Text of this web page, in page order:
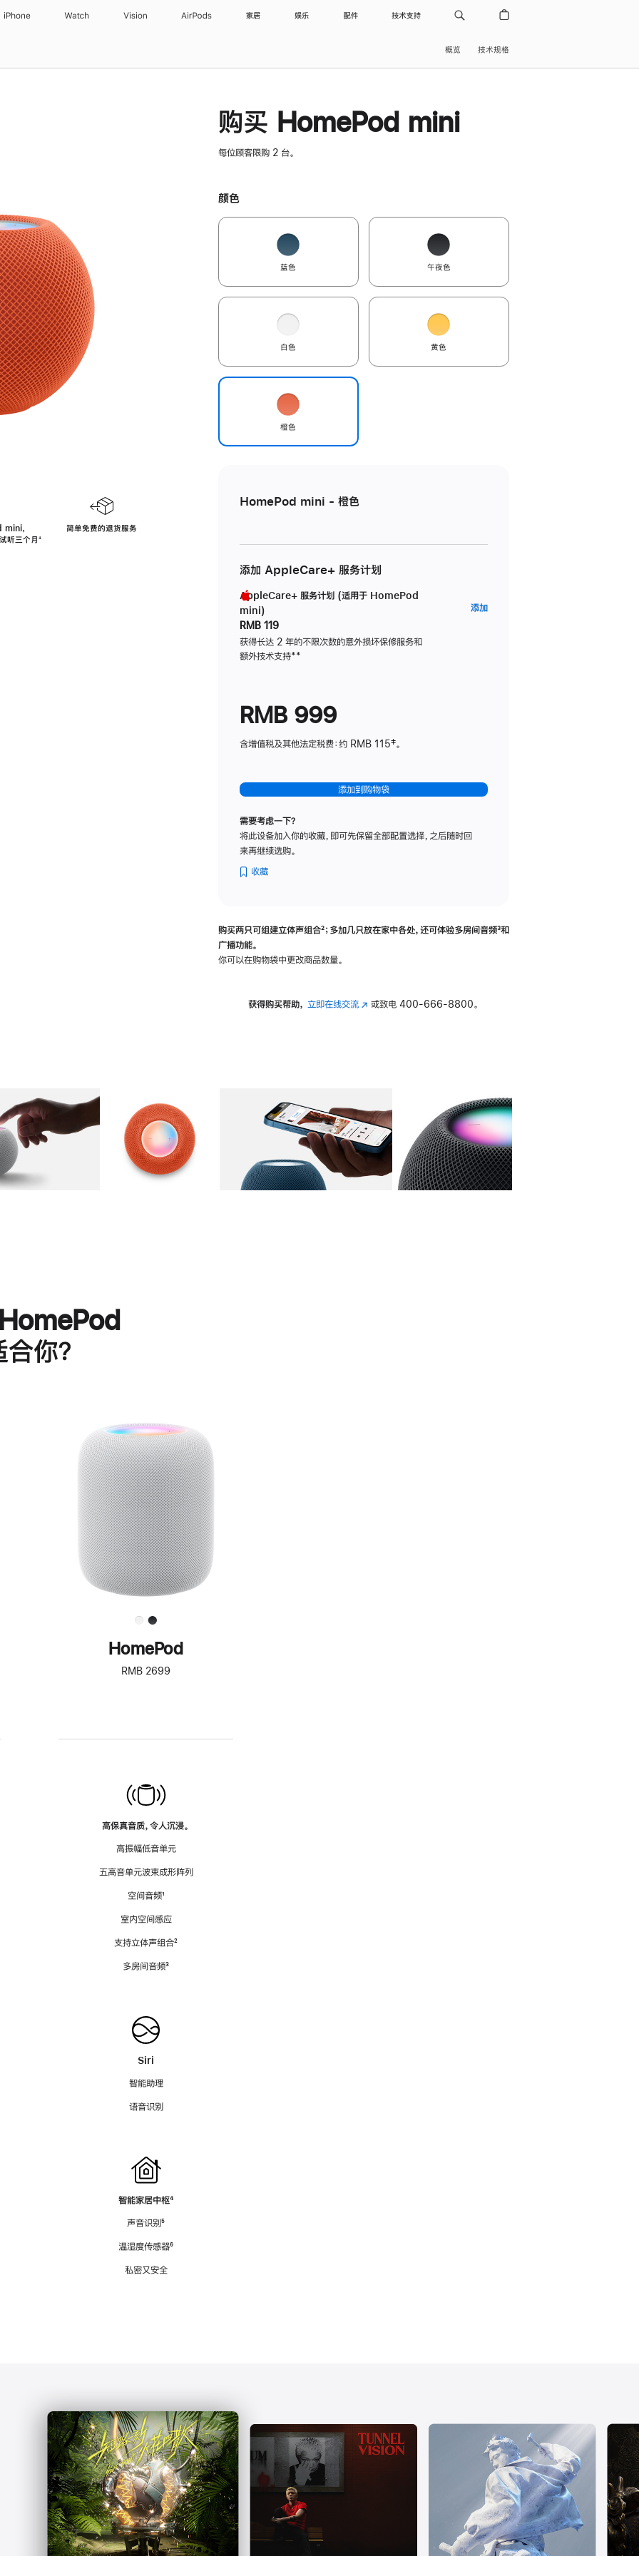
iPhone Watch Vision AirPods 家居 娱乐 配件 技术支持
概览 技术规格
，
听三个月脚
⁺
简单免费的退货服务
购买 HomePod mini
每位顾客限购 2 台。
颜色
蓝色 午夜色
白色 黄色
橙色
HomePod mini - 橙色
添加 AppleCare+ 服务计划
AppleCare+ 服务计划 (适用于 HomePod
mini)
RMB 119
获得长达 2 年的不限次数的意外损坏保修服务和
额外技术支持脚
**
添加AppleCare+
RMB 999
含增值税及其他法定税费：约 RMB 115‡。
添加到购物袋
需要考虑一下？
将此设备加入你的收藏，即可先保留全部配置选择，之后随时回
来再继续选购。
收藏
购买两只可组建立体声组合脚
²；多加几只放在家中各处，还可体验多‍房‍间音频脚
³和
广播功能。
你可以在购物袋中更改商品数量。
获得购买帮助， 立即在线交流(在 或致电 400-666-8800。
图库 图像 图库 图像 图库 图像 4 图库 图像 5
你？
进
一
步
了
解
HomePod<
HomePod
RMB 2699
高保真音质，令人沉浸。
高振幅低音单元
五高音单元波束成形阵列
空间音频脚
¹
室内空间感应
支持立体声组合脚
²
多房间音频脚
³
Siri
智能助理
语音识别
智能家居中枢脚
⁴
声音识别脚
⁵
温湿度传感器脚
⁶
私密又安全